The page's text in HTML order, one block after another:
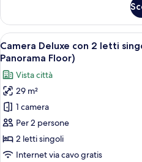
Double)
Economy,
non
fumatori
(17th-
Semi-
Double)
Apri
tutte
le
foto
per
Camera
Deluxe
con
2
9
Camera Deluxe con 2 letti
Panorama Floor)
Vista città
29 m²
1 camera
Per 2 persone
2 letti singoli
Internet via cavo gratis